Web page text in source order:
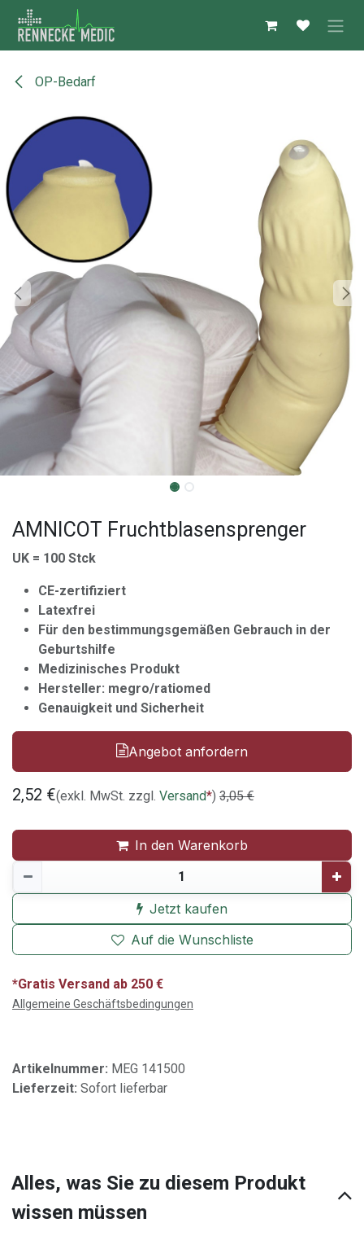
Zum Inhalt springen
OP-Bedarf
AMNICOT Fruchtblasensprenger
UK = 100 Stck
CE-zertifiziert
Latexfrei
Für den bestimmungsgemäßen Gebrauch in der
Geburtshilfe
Medizinisches Produkt
Hersteller: megro/ratiomed
Genauigkeit und Sicherheit
Angebot anfordern
2,52 €(exkl. MwSt. zzgl. Versand*) 3,05€
In den Warenkorb
Jetzt kaufen
Auf die Wunschliste
*Gratis Versand ab 250 €
Allgemeine Geschäftsbedingungen
Artikelnummer: MEG 141500
Lieferzeit: Sofort lieferbar
Alles, was Sie zu diesem Produkt
wissen müssen